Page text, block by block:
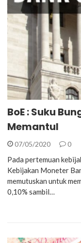
BoE : Suku
Memantul
07/05/2020 0
Pada pertemuan
Kebijakan Moneter
memutuskan untuk
0,10% sambil…